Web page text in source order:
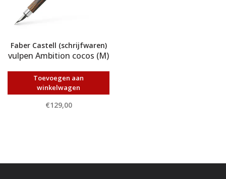
Faber Castell (schrijfwaren)
vulpen Ambition cocos (M)
Toevoegen aan
winkelwagen
€129,00